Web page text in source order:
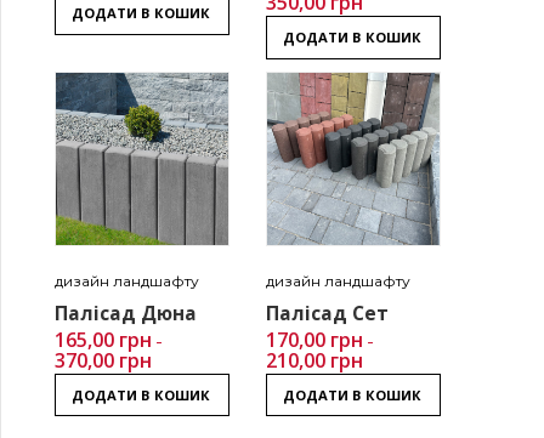
ДОДАТИ В КОШИК
ДОДАТИ В КОШИК
дизайн ландшафту
Палісад Дюна
165,00 грн –
370,00 грн
ДОДАТИ В КОШИК
дизайн ландшафту
Палісад Сет
170,00 грн –
210,00 грн
ДОДАТИ В КОШИК